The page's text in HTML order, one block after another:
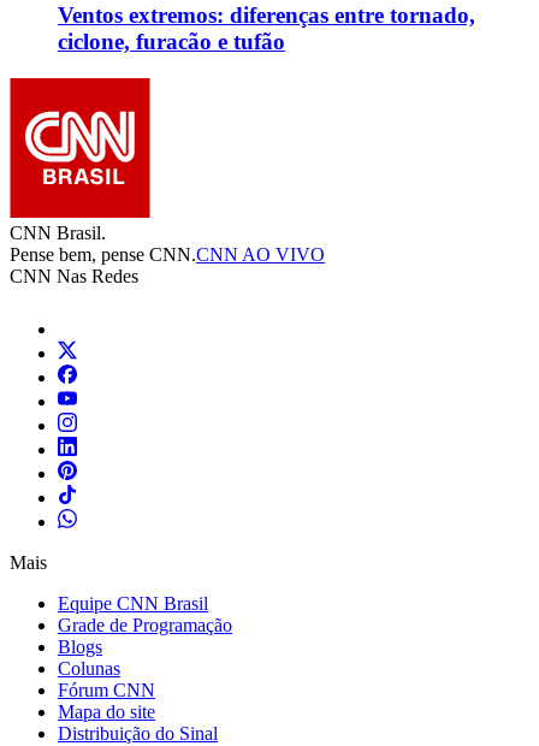
Ventos extremos: diferenças entre tornado,
ciclone, furacão e tufão
CNN Brasil.
Pense bem, pense CNN.CNN AO VIVO
CNN Nas Redes
Mais
Equipe CNN Brasil
Grade de Programação
Blogs
Colunas
Fórum CNN
Mapa do site
Distribuição do Sinal